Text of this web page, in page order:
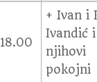
18.00
+ Ivan i
Ivandić i
njihovi
pokojni